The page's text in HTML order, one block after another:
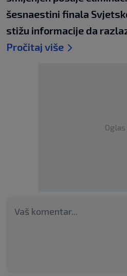
šesnaestini finala
stižu informacije da
Pročitaj više
Oglas